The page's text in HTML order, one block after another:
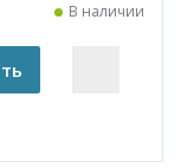
В наличии